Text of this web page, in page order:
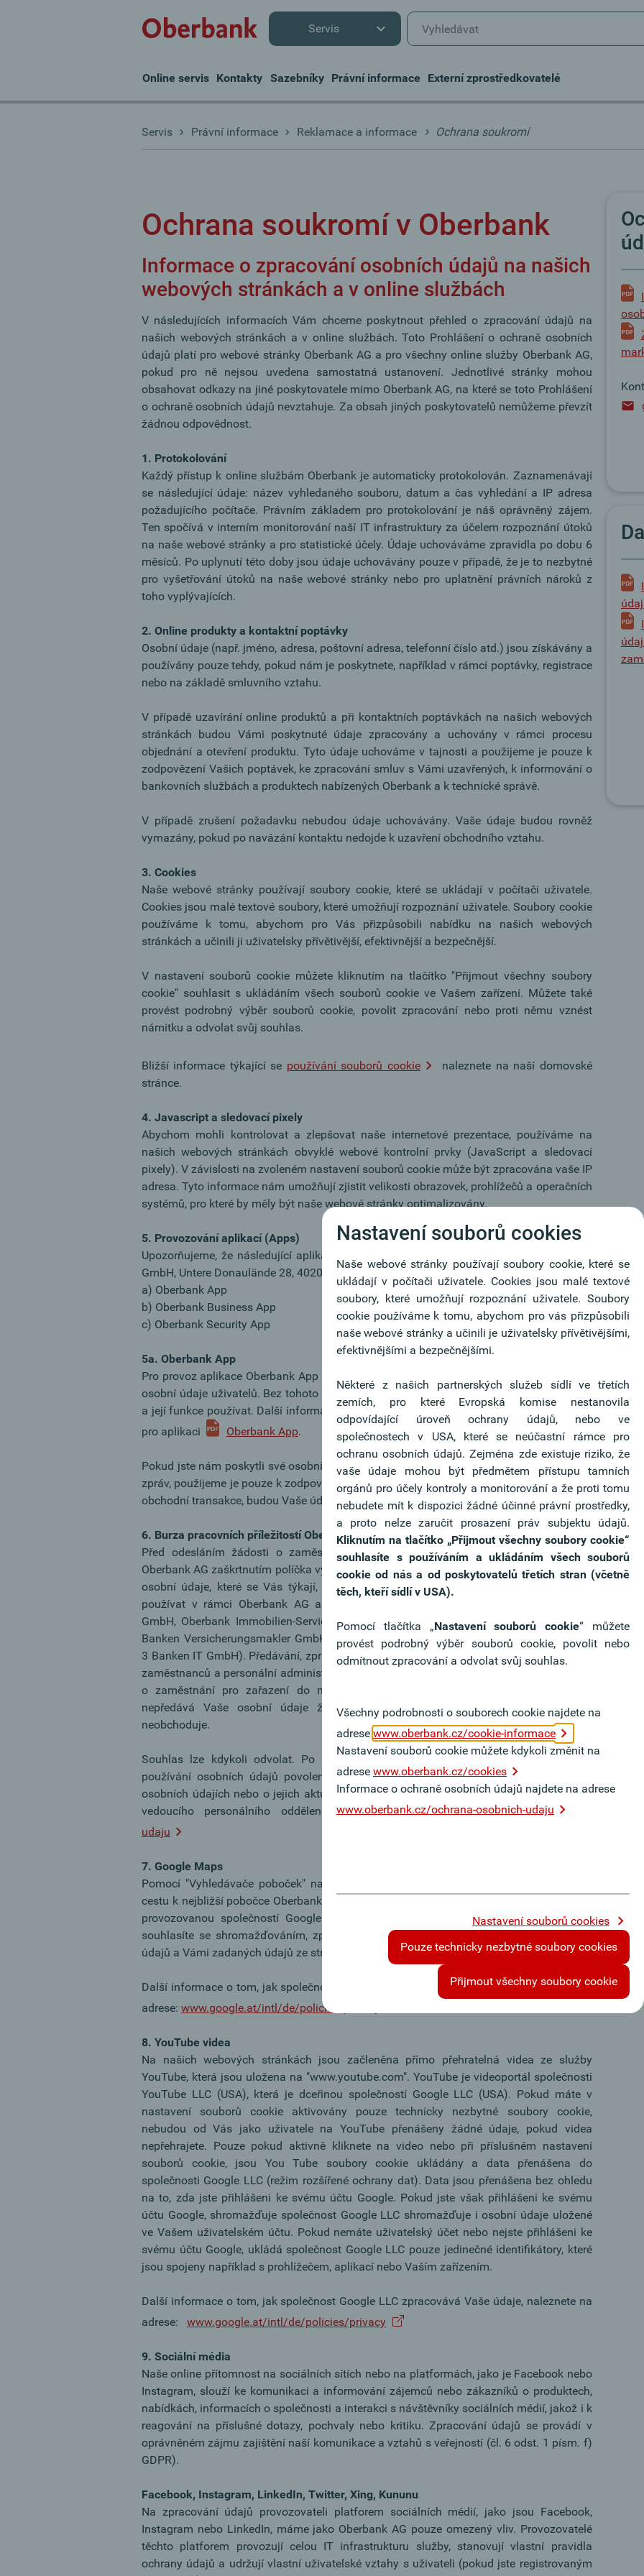
Servis
Online servis Kontakty Sazebníky Právní informace Externí zprostředkovatelé
Servis Právní informace Reklamace a informace Ochrana soukromí
Ochrana soukromí v Oberbank
Informace o zpracování osobních údajů na našich
webových stránkách a v online službách
V následujících informacích Vám chceme poskytnout přehled o zpracování údajů na
našich webových stránkách a v online službách. Toto Prohlášení o ochraně osobních
údajů platí pro webové stránky Oberbank AG a pro všechny online služby Oberbank AG,
pokud pro ně nejsou uvedena samostatná ustanovení. Jednotlivé stránky mohou
obsahovat odkazy na jiné poskytovatele mimo Oberbank AG, na které se toto Prohlášení
o ochraně osobních údajů nevztahuje. Za obsah jiných poskytovatelů nemůžeme převzít
žádnou odpovědnost.
1. Protokolování
Každý přístup k online službám Oberbank je automaticky protokolován. Zaznamenávají
se následující údaje: název vyhledaného souboru, datum a čas vyhledání a IP adresa
požadujícího počítače. Právním základem pro protokolování je náš oprávněný zájem.
Ten spočívá v interním monitorování naší IT infrastruktury za účelem rozpoznání útoků
na naše webové stránky a pro statistické účely. Údaje uchováváme zpravidla po dobu 6
měsíců. Po uplynutí této doby jsou údaje uchovávány pouze v případě, že je to nezbytné
pro vyšetřování útoků na naše webové stránky nebo pro uplatnění právních nároků z
toho vyplývajících.
2. Online produkty a kontaktní poptávky
Osobní údaje (např. jméno, adresa, poštovní adresa, telefonní číslo atd.) jsou získávány a
používány pouze tehdy, pokud nám je poskytnete, například v rámci poptávky, registrace
nebo na základě smluvního vztahu.
V případě uzavírání online produktů a při kontaktních poptávkách na našich webových
stránkách budou Vámi poskytnuté údaje zpracovány a uchovány v rámci procesu
objednání a otevření produktu. Tyto údaje uchováme v tajnosti a použijeme je pouze k
zodpovězení Vašich poptávek, ke zpracování smluv s Vámi uzavřených, k informování o
bankovních službách a produktech nabízených Oberbank a k technické správě.
V případě zrušení požadavku nebudou údaje uchovávány. Vaše údaje budou rovněž
vymazány, pokud po navázání kontaktu nedojde k uzavření obchodního vztahu.
3. Cookies
Naše webové stránky používají soubory cookie, které se ukládají v počítači uživatele.
Cookies jsou malé textové soubory, které umožňují rozpoznání uživatele. Soubory cookie
používáme k tomu, abychom pro Vás přizpůsobili nabídku na našich webových
stránkách a učinili ji uživatelsky přívětivější, efektivnější a bezpečnější.
V nastavení souborů cookie můžete kliknutím na tlačítko "Přijmout všechny soubory
cookie" souhlasit s ukládáním všech souborů cookie ve Vašem zařízení. Můžete také
provést podrobný výběr souborů cookie, povolit zpracování nebo proti němu vznést
námitku a odvolat svůj souhlas.
Bližší informace týkající se používání souborů cookie
naleznete na naší domovské
stránce.
4. Javascript a sledovací pixely
Abychom mohli kontrolovat a zlepšovat naše internetové prezentace, používáme na
našich webových stránkách obvyklé webové kontrolní prvky (JavaScript a sledovací
pixely). V závislosti na zvoleném nastavení souborů cookie může být zpracována vaše IP
adresa. Tyto informace nám umožňují zjistit velikosti obrazovek, prohlížečů a operačních
systémů, pro které by měly být naše webové stránky optimalizovány.
5. Provozování aplikací (Apps)
Upozorňujeme, že následující aplikace (Apps) pro Oberbank AG provozuje 3 Banken IT
GmbH, Untere Donaulände 28, 4020 Linz, www.3bankenit.at:
a) Oberbank App
b) Oberbank Business App
c) Oberbank Security App
5a. Oberbank App
Pro provoz aplikace Oberbank App a funkcí v ní poskytovaných je nezbytné zpracovávat
osobní údaje uživatelů. Bez tohoto zpracování údajů nemůže uživatel aplikaci Oberbank
a její funkce používat. Další informace naleznete v Prohlášení o ochraně osobních údajů
pro aplikaci
Oberbank App.
Pokud jste nám poskytli své osobní údaje prostřednictvím možnosti kontaktu přes panel
zpráv, použijeme je pouze k zodpovězení Vašich požadavků. Pokud to povede k uzavření
obchodní transakce, budou Vaše údaje uloženy v našem systému pro správu zákazníků.
6. Burza pracovních příležitostí Oberbank
Před odesláním žádosti o zaměstnání prostřednictvím burzy pracovních příležitostí
Oberbank AG zaškrtnutím políčka výslovně souhlasíte s tím, že Oberbank AG zpracovává
osobní údaje, které se Vás týkají, a je oprávněna tyto údaje předávat, zpracovávat a
používat v rámci Oberbank AG a jejích přidružených společností (Oberbank Service
GmbH, Oberbank Immobilien-Service Gesellschaft m.b.H., Oberbank Leasing GmbH, 3
Banken Versicherungsmakler GmbH, 3 Banken-Generali Investment-Gesellschaft m.b.H.,
3 Banken IT GmbH). Předávání, zpracovávání a používání je omezeno na účely přijímání
zaměstnanců a personální administrativy. To platí i po ukončení procesu podání žádosti
o zaměstnání pro zařazení do naší evidence uchazečů. Společnost Oberbank AG
nepředává Vaše osobní údaje žádným dalším třetím stranám ani s nimi nijak
neobchoduje.
Souhlas lze kdykoli odvolat. Po odvolání souhlasu není předávání, zpracování ani
používání osobních údajů povoleno. Dále máte právo požádat o informace o svých
osobních údajích nebo o jejich aktualizaci. V tomto ohledu se obraťte na odpovědného
vedoucího personálního oddělení nebo nawww.oberbank.cz/ochrana-osobnich-
udaju
7. Google Maps
Pomocí "Vyhledávače poboček" na našich webových stránkách můžete najít nejkratší
cestu k nejbližší pobočce Oberbank AG. K tomuto účelu využíváme službu Google Maps
provozovanou společností Google LLC (USA). Používáním těchto webových stránek
souhlasíte se shromažďováním, zpracováním a používáním automaticky získávaných
údajů a Vámi zadaných údajů ze strany společnosti Google LLC.
Další informace o tom, jak společnost Google LLC zpracovává Vaše údaje, naleznete na
adrese: www.google.at/intl/de/policies/privacy
8. YouTube videa
Na našich webových stránkách jsou začleněna přímo přehratelná videa ze služby
YouTube, která jsou uložena na "www.youtube.com". YouTube je videoportál společnosti
YouTube LLC (USA), která je dceřinou společností Google LLC (USA). Pokud máte v
nastavení souborů cookie aktivovány pouze technicky nezbytné soubory cookie,
nebudou od Vás jako uživatele na YouTube přenášeny žádné údaje, pokud videa
nepřehrajete. Pouze pokud aktivně kliknete na video nebo při příslušném nastavení
souborů cookie, jsou You Tube soubory cookie ukládány a data přenášena do
společnosti Google LLC (režim rozšířené ochrany dat). Data jsou přenášena bez ohledu
na to, zda jste přihlášeni ke svému účtu Google. Pokud jste však přihlášeni ke svému
účtu Google, shromažďuje společnost Google LLC shromažďuje i osobní údaje uložené
ve Vašem uživatelském účtu. Pokud nemáte uživatelský účet nebo nejste přihlášeni ke
svému účtu Google, ukládá společnost Google LLC pouze jedinečné identifikátory, které
jsou spojeny například s prohlížečem, aplikací nebo Vaším zařízením.
Další informace o tom, jak společnost Google LLC zpracovává Vaše údaje, naleznete na
adrese: www.google.at/intl/de/policies/privacy
9. Sociální média
Naše online přítomnost na sociálních sítích nebo na platformách, jako je Facebook nebo
Instagram, slouží ke komunikaci a informování zájemců nebo zákazníků o produktech,
nabídkách, informacích o společnosti a interakci s návštěvníky sociálních médií, jakož i k
reagování na příslušné dotazy, pochvaly nebo kritiku. Zpracování údajů se provádí v
oprávněném zájmu zajištění naší komunikace a vztahů s veřejností (čl. 6 odst. 1 písm. f)
GDPR).
Facebook, Instagram, LinkedIn, Twitter, Xing, Kununu
Na zpracování údajů provozovateli platforem sociálních médií, jako jsou Facebook,
Instagram nebo LinkedIn, máme jako Oberbank AG pouze omezený vliv. Provozovatelé
těchto platforem provozují celou IT infrastrukturu služby, stanovují vlastní pravidla
ochrany údajů a udržují vlastní uživatelské vztahy s uživateli (pokud jste registrovaným
Nastavení souborů cookies
Naše webové stránky používají soubory cookie, které se
ukládají v počítači uživatele. Cookies jsou malé textové
soubory, které umožňují rozpoznání uživatele. Soubory
cookie používáme k tomu, abychom pro vás přizpůsobili
naše webové stránky a učinili je uživatelsky přívětivějšími,
efektivnějšími a bezpečnějšími.
Některé z našich partnerských služeb sídlí ve třetích
zemích, pro které Evropská komise nestanovila
odpovídající úroveň ochrany údajů, nebo ve
společnostech v USA, které se neúčastní rámce pro
ochranu osobních údajů. Zejména zde existuje riziko, že
vaše údaje mohou být předmětem přístupu tamních
orgánů pro účely kontroly a monitorování a že proti tomu
nebudete mít k dispozici žádné účinné právní prostředky,
a proto nelze zaručit prosazení práv subjektu údajů.
Kliknutím na tlačítko „Přijmout všechny soubory cookie“
souhlasíte s používáním a ukládáním všech souborů
cookie od nás a od poskytovatelů třetích stran (včetně
těch, kteří sídlí v USA).
Pomocí tlačítka „Nastavení souborů cookie“ můžete
provést podrobný výběr souborů cookie, povolit nebo
odmítnout zpracování a odvolat svůj souhlas.
Všechny podrobnosti o souborech cookie najdete na
adrese www.oberbank.cz/cookie-informace
Nastavení souborů cookie můžete kdykoli změnit na
adrese www.oberbank.cz/cookies
Informace o ochraně osobních údajů najdete na adrese
www.oberbank.cz/ochrana-osobnich-udaju
Nastavení souborů cookies
Pouze technicky nezbytné soubory cookies
Přijmout všechny soubory cookie